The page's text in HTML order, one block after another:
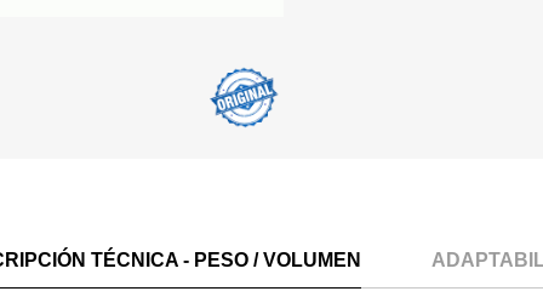
TÉCNICA - PESO / VOLUMEN